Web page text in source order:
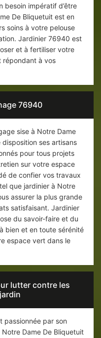
besoin impératif d’être
De Bliquetuit est en
soins à votre pelouse
Jardinier 76940 est
et à fertiliser votre
répondant à vos
76940
sise à Notre Dame
ses artisans
pour tous projets
sur votre espace
de confier vos travaux
que jardinier à Notre
assurer la plus grande
satisfaisant. Jardinier
du savoir-faire et du
bien et en toute sérénité
espace vert dans le
lutter contre les
passionnée par son
Notre Dame De Bliquetuit